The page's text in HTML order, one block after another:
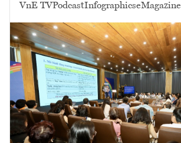
VnE TVPodcastInfographicseMagazine